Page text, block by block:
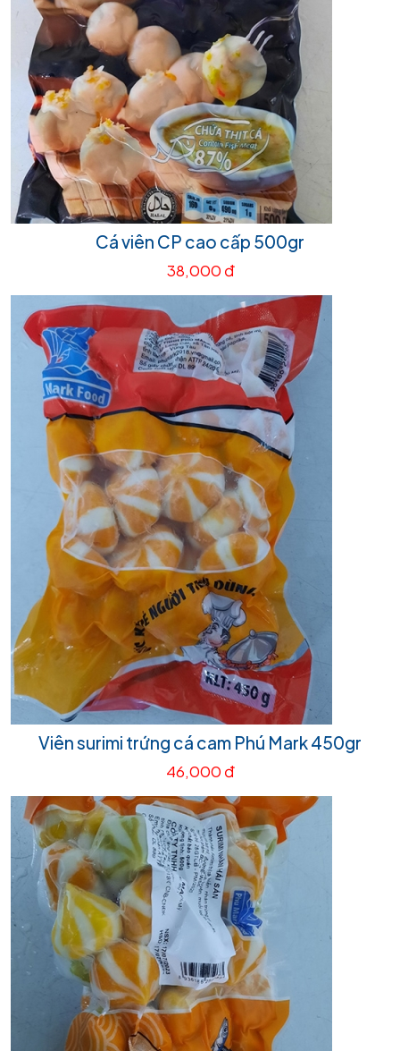
Cá viên CP cao cấp 500gr
38,000 đ
Viên surimi trứng cá cam Phú Mark 450gr
46,000 đ